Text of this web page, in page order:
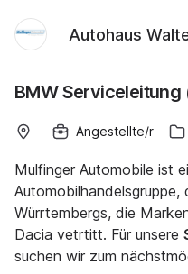
Autohaus
BMW
Angestellte/r
Mulfinger Automobile ist
Würrtembergs, die
Dacia vetrtitt. Für unsere
suchen wir zum